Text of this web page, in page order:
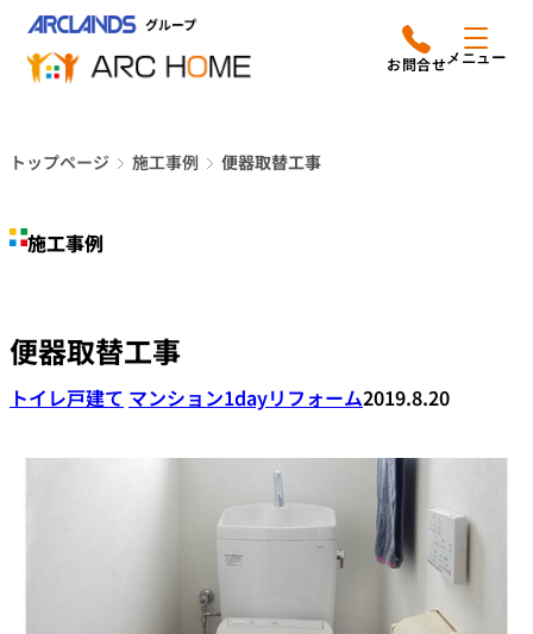
ッ
アークホームについて
施工事例
店舗案内
オーナー向け会員サービス
メニュー
営業時間は
平日9時から18時までと
電話をかける
トップページ 施工事例 便器取替工事
施工事例
便器取替工事
トイレ戸建て マンション1dayリフォーム2019.8.20